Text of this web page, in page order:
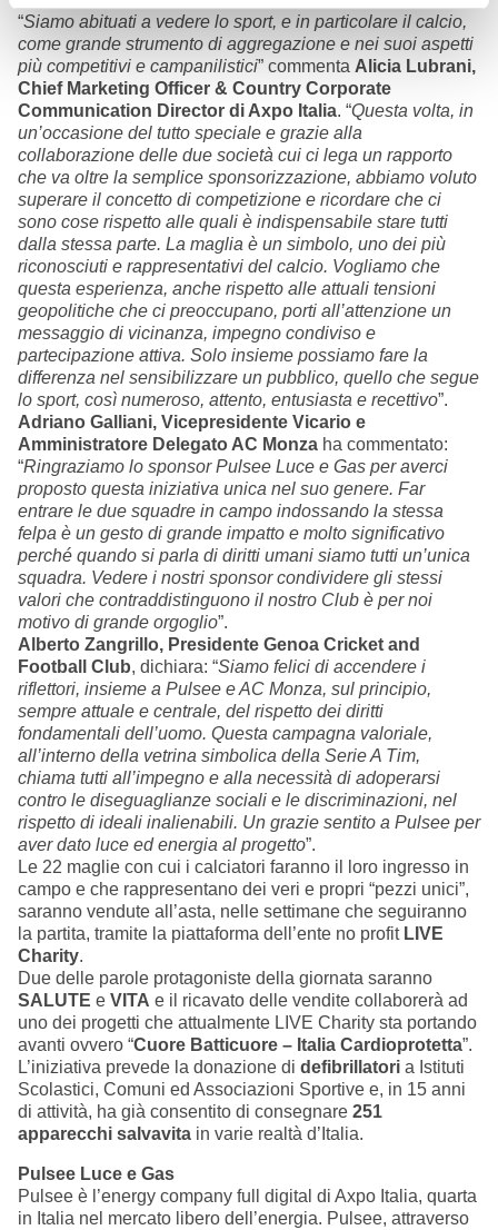
“Siamo abituati a vedere lo sport, e in particolare il calcio,
come grande strumento di aggregazione e nei suoi aspetti
più competitivi e campanilistici” commenta Alicia Lubrani,
Chief Marketing Officer & Country Corporate
Communication Director di Axpo Italia. “Questa volta, in
un’occasione del tutto speciale e grazie alla
collaborazione delle due società cui ci lega un rapporto
che va oltre la semplice sponsorizzazione, abbiamo voluto
superare il concetto di competizione e ricordare che ci
sono cose rispetto alle quali è indispensabile stare tutti
dalla stessa parte. La maglia è un simbolo, uno dei più
riconosciuti e rappresentativi del calcio. Vogliamo che
questa esperienza, anche rispetto alle attuali tensioni
geopolitiche che ci preoccupano, porti all’attenzione un
messaggio di vicinanza, impegno condiviso e
partecipazione attiva. Solo insieme possiamo fare la
differenza nel sensibilizzare un pubblico, quello che segue
lo sport, così numeroso, attento, entusiasta e recettivo”.
Adriano Galliani, Vicepresidente Vicario e
Amministratore Delegato AC Monza ha commentato:
“Ringraziamo lo sponsor Pulsee Luce e Gas per averci
proposto questa iniziativa unica nel suo genere. Far
entrare le due squadre in campo indossando la stessa
felpa è un gesto di grande impatto e molto significativo
perché quando si parla di diritti umani siamo tutti un’unica
squadra. Vedere i nostri sponsor condividere gli stessi
valori che contraddistinguono il nostro Club è per noi
motivo di grande orgoglio”.
Alberto Zangrillo, Presidente Genoa Cricket and
Football Club, dichiara: “Siamo felici di accendere i
riflettori, insieme a Pulsee e AC Monza, sul principio,
sempre attuale e centrale, del rispetto dei diritti
fondamentali dell’uomo. Questa campagna valoriale,
all’interno della vetrina simbolica della Serie A Tim,
chiama tutti all’impegno e alla necessità di adoperarsi
contro le diseguaglianze sociali e le discriminazioni, nel
rispetto di ideali inalienabili. Un grazie sentito a Pulsee per
aver dato luce ed energia al progetto”.
Le 22 maglie con cui i calciatori faranno il loro ingresso in
campo e che rappresentano dei veri e propri “pezzi unici”,
saranno vendute all’asta, nelle settimane che seguiranno
la partita, tramite la piattaforma dell’ente no profit LIVE
Charity.
Due delle parole protagoniste della giornata saranno
SALUTE e VITA e il ricavato delle vendite collaborerà ad
uno dei progetti che attualmente LIVE Charity sta portando
avanti ovvero “Cuore Batticuore – Italia Cardioprotetta”.
L’iniziativa prevede la donazione di defibrillatori a Istituti
Scolastici, Comuni ed Associazioni Sportive e, in 15 anni
di attività, ha già consentito di consegnare 251
apparecchi salvavita in varie realtà d’Italia.
Pulsee Luce e Gas
Pulsee è l’energy company full digital di Axpo Italia, quarta
in Italia nel mercato libero dell’energia. Pulsee, attraverso